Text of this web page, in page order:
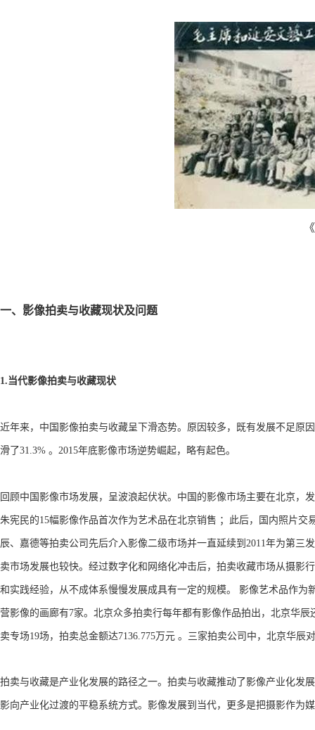
一、影像拍卖与收藏现状及问题
1.当代影像拍卖与收藏现状
近年来，中国影像拍卖与收藏呈下滑态势。原因较多，既有发展不足原
滑了31.3% 。2015年底影像市场逆势崛起，略有起色。
回顾中国影像市场发展，呈波浪起伏状。中国的影像市场主要在北京，
朱宪民的15幅影像作品首次作为艺术品在北京销售 ；此后，国内照片
辰、嘉德等拍卖公司先后介入影像二级市场并一直延续到2011年为
卖市场发展也较快。经过数字化和网络化冲击后，拍卖收藏市场从摄影
和实践经验，从不成体系慢慢发展成具有一定的规模。 影像艺术品作
营影像的画廊有7家。北京众多拍卖行每年都有影像作品拍出，北京华
卖专场19场，拍卖总金额达7136.775万元 。三家拍卖公司中，北京华辰
拍卖与收藏是产业化发展的路径之一。拍卖与收藏推动了影像产业化发
影向产业化过渡的平稳系统方式。影像发展到当代，更多是把摄影作为